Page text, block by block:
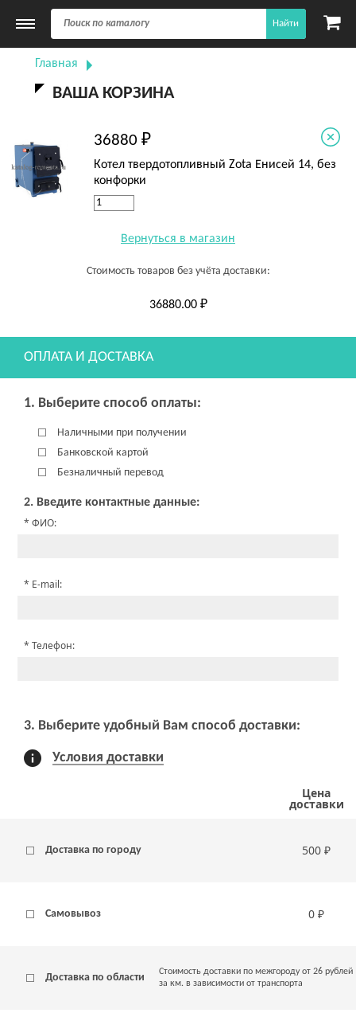
Найти
Главная
ВАША КОРЗИНА
Котел твердотопливный Zota Енисей 14, без
конфорки
36880 ₽
Вернуться в магазин
Стоимость товаров без учёта доставки:
36880.00 ₽
ОПЛАТА И ДОСТАВКА
1. Выберите способ оплаты:
Наличными при получении
Банковской картой
Безналичный перевод
2. Введите контактные данные:
ФИО:
E-mail:
Телефон:
3. Выберите удобный Вам способ доставки:
Условия доставки
Цена
доставки
Доставка по городу 500 ₽
Самовывоз 0 ₽
Доставка по области
Стоимость доставки по межгороду от 26 рублей
за км. в зависимости от транспорта